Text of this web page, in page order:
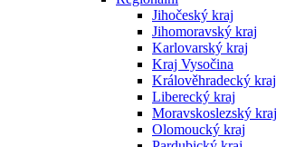
Jihočeský kraj
Jihomoravský kraj
Karlovarský kraj
Kraj Vysočina
Králověhradecký kraj
Liberecký kraj
Moravskoslezský kraj
Olomoucký kraj